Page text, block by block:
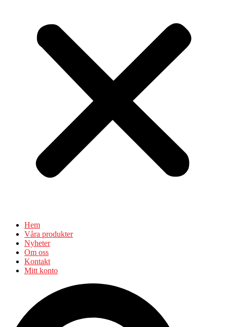
Hem
Våra produkter
Nyheter
Om oss
Kontakt
Mitt konto